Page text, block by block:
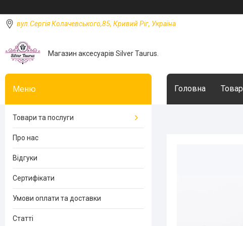
вул.Сергія Колачевського,85, Кривий Ріг, Україна
Магазин аксесуарів Silver Taurus.
Головна
Товари та послуги
Про нас
Відгуки
Сертифікати
Умови оплати та доставки
Статті